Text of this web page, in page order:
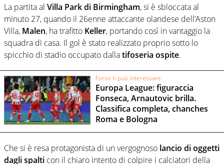
La partita al Villa Park di Birmingham, si è sbloccata al
minuto 27, quando il 26enne attaccante olandese dell’Aston
Villa, Malen, ha trafitto Keller, portando così in vantaggio la
squadra di casa. Il gol è stato realizzato proprio sotto lo
spicchio di stadio occupato dallatifoseria ospite.
Forse ti può interessare
Europa League: figuraccia
Fonseca, Arnautovic brilla.
Classifica completa, chanches
Roma e Bologna
Che si è resa protagonista di un vergognoso lancio di oggetti
dagli spalti con il chiaro intento di colpire i calciatori della